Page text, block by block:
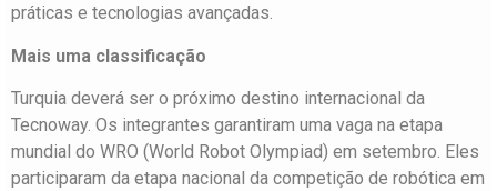
práticas e tecnologias avançadas.
Mais uma classificação
Turquia deverá ser o próximo destino internacional da
Tecnoway. Os integrantes garantiram uma vaga na etapa
mundial do WRO (World Robot Olympiad) em setembro. Eles
participaram da etapa nacional da competição de robótica em